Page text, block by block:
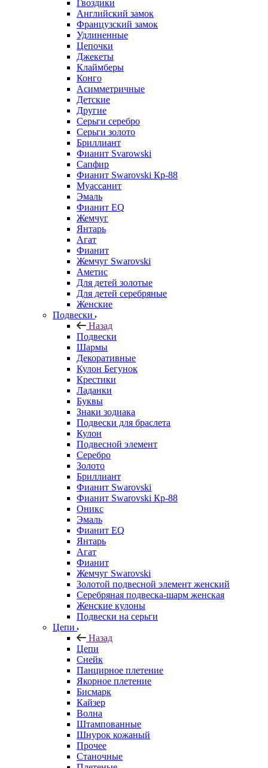
Гвоздики
Английский замок
Французский замок
Удлиненные
Цепочки
Джекеты
Клаймберы
Конго
Асимметричные
Детские
Другие
Серьги серебро
Серьги золото
Бриллиант
Фианит Svarowski
Сапфир
Фианит Swarovski Кр-88
Муассанит
Эмаль
Фианит EQ
Жемчуг
Янтарь
Агат
Фианит
Жемчуг Swarovski
Аметис
Для детей золотые
Для детей серебряные
Женские
Подвески
Назад
Подвески
Шармы
Декоративные
Кулон Бегунок
Крестики
Ладанки
Буквы
Знаки зодиака
Подвески для браслета
Кулон
Подвесной элемент
Серебро
Золото
Бриллиант
Фианит Swarovski
Фианит Swarovski Кр-88
Оникс
Эмаль
Фианит EQ
Янтарь
Агат
Фианит
Жемчуг Swarovski
Золотой подвесной элемент женcкий
Серебряная подвеска-шарм женская
Женские кулоны
Подвески на серьги
Цепи
Назад
Цепи
Снейк
Панцирное плетение
Якорное плетение
Бисмарк
Кайзер
Волна
Штампованные
Шнурок кожаный
Прочее
Станочные